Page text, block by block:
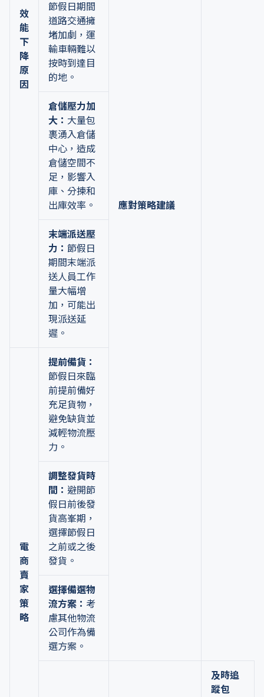
效
能
下
降
原
因
應對策略建議
節假日期間
道路交通擁
堵加劇，運
輸車輛難以
按時到達目
的地。
倉儲壓力加
大： 大量包
裹湧入倉儲
中心，造成
倉儲空間不
足，影響入
庫、分揀和
出庫效率。
末端派送壓
力： 節假日
期間末端派
送人員工作
量大幅增
加，可能出
現派送延
遲。
電
商
賣
家
策
略
提前備貨：
節假日來臨
前提前備好
充足貨物，
避免缺貨並
減輕物流壓
力。
調整發貨時
間： 避開節
假日前後發
貨高峯期，
選擇節假日
之前或之後
發貨。
選擇備選物
流方案： 考
慮其他物流
公司作為備
選方案。
及時追
蹤包